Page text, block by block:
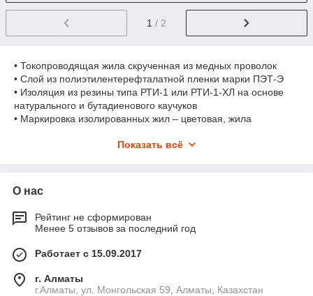
1 / 2
• Токопроводящая жила скрученная из медных проволок
• Слой из полиэтилентерефталатной пленки марки ПЭТ-Э
• Изоляция из резины типа РТИ-1 или РТИ-1-ХЛ на основе
натурального и бутадиенового каучуков
• Маркировка изолированных жил – цветовая, жила
• Слой из полиэтилентерефталатной пленки марки ПЭТ-Э
изопренового и бутадиенового каучуков; изоляционно-
защитная оболочка одножильных кабелей из резины типа
РТИШМ, РТИШ-ХЛ на основе изопренового и бутадиенового
каучуков
Показать всё
О нас
Рейтинг не сформирован
Менее 5 отзывов за последний год
Работает с 15.09.2017
г. Алматы
г.Алматы, ул. Монгольская 59, Алматы, Казахстан